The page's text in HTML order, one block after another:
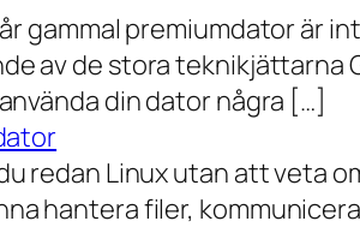
gammal premiumdator är
av de stora
din dator några […]
redan Linux utan att veta
hantera filer,